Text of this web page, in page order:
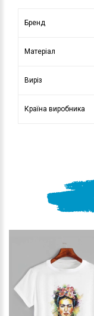
Бренд
Матеріал
Виріз
Країна виробника